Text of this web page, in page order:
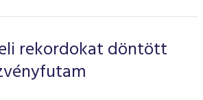
rekordokat döntött